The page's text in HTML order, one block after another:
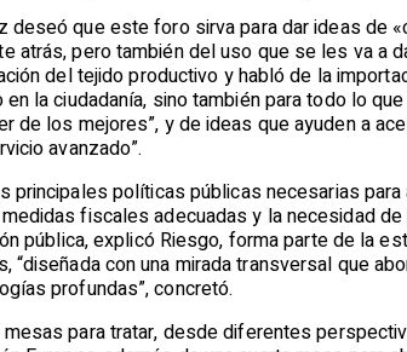
deseó que este foro sirva para dar ideas
atrás, pero también del uso que se les va a
del tejido productivo y habló de la
la ciudadanía, sino también para todo lo
de los mejores”, y de ideas que ayuden a
avanzado”.
principales políticas públicas necesarias
fiscales adecuadas y la necesidad
pública, explicó Riesgo, forma parte de la
“diseñada con una mirada transversal que
profundas”, concretó.
mesas para tratar, desde diferentes